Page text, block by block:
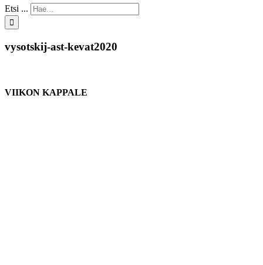
Etsi ...
vysotskij-ast-kevat2020
VIIKON KAPPALE